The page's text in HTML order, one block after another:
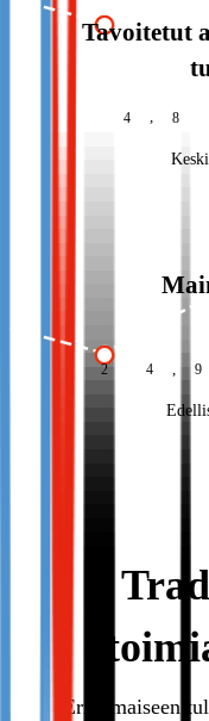
Tavoitetut
4 , 8
2 4 9
Erinomaiseen